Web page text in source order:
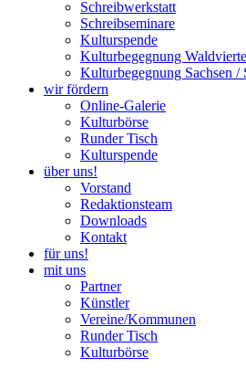
Schreibwerkstatt
Schreibseminare
Kulturspende
Kulturbegegnung
Kulturbegegnung Sachsen /
wir fördern
Online-Galerie
Kulturbörse
Runder Tisch
Kulturspende
über uns!
Vorstand
Redaktionsteam
Downloads
Kontakt
für uns!
mit uns
Partner
Künstler
Vereine/Kommunen
Runder Tisch
Kulturbörse